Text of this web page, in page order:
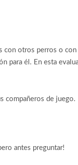
con otros perros o
para él. En esta
compañeros de juego.
antes preguntar!